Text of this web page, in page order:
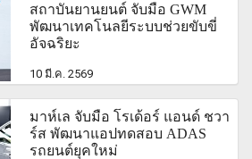
สถาบันยานยนต์ จับมือ GWM
พัฒนาเทคโนลยีระบบช่วยขับขี่
อัจฉริยะ
10 มี.ค. 2569
มาห์เล จับมือ โรเด้อร์ แอนด์ ชวา
ร์ส พัฒนาแอปทดสอบ ADAS
รถยนต์ยุคใหม่